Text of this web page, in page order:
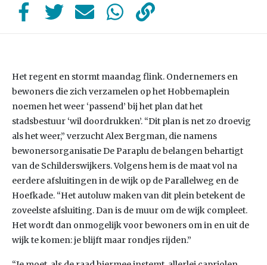
Het regent en stormt maandag flink. Ondernemers en
bewoners die zich verzamelen op het Hobbemaplein
noemen het weer ‘passend’ bij het plan dat het
stadsbestuur ‘wil doordrukken’. “Dit plan is net zo droevig
als het weer,” verzucht Alex Bergman, die namens
bewonersorganisatie De Paraplu de belangen behartigt
van de Schilderswijkers. Volgens hem is de maat vol na
eerdere afsluitingen in de wijk op de Parallelweg en de
Hoefkade. “Het autoluw maken van dit plein betekent de
zoveelste afsluiting. Dan is de muur om de wijk compleet.
Het wordt dan onmogelijk voor bewoners om in en uit de
wijk te komen: je blijft maar rondjes rijden.”